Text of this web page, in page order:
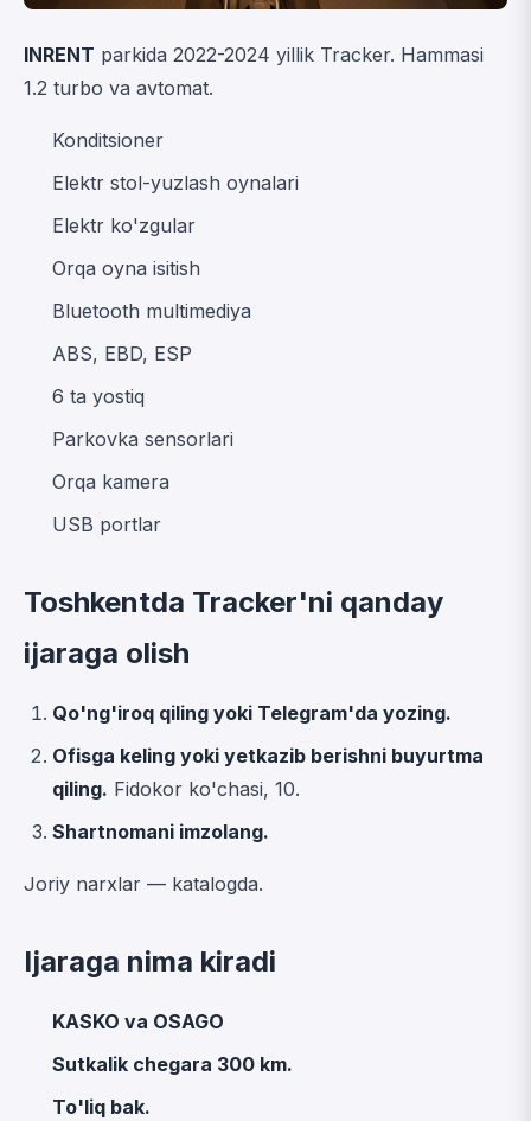
INRENT parkida 2022-2024 yillik Tracker. Hammasi
1.2 turbo va avtomat.
Konditsioner
Elektr stol-yuzlash oynalari
Elektr ko'zgular
Orqa oyna isitish
Bluetooth multimediya
ABS, EBD, ESP
6 ta yostiq
Parkovka sensorlari
Orqa kamera
USB portlar
Toshkentda Tracker'ni qanday
ijaraga olish
Qo'ng'iroq qiling yoki Telegram'da yozing.
Ofisga keling yoki yetkazib berishni buyurtma
qiling. Fidokor ko'chasi, 10.
Shartnomani imzolang.
Joriy narxlar — katalogda.
Ijaraga nima kiradi
KASKO va OSAGO
Sutkalik chegara 300 km.
To'liq bak.